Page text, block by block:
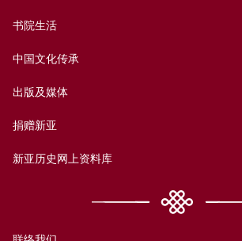
书院生活
中国文化传承
出版及媒体
捐赠新亚
新亚历史网上资料库